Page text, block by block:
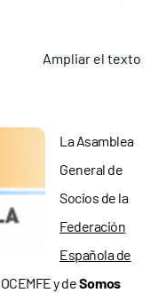
Ampliar el texto
La Asamblea
General de
Socios de la
Federación
Española de
y deSomos